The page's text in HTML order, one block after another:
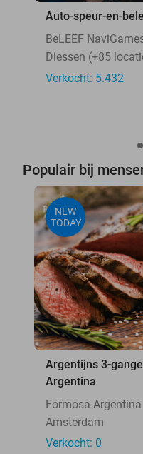
Auto-speur-en-
BeLEEF
Diessen (+85
Verkocht: 5.432
Populair bij
NEW
TODAY
Argentijns 3-
Argentina
Formosa Argentina
Amsterdam
Verkocht: 0